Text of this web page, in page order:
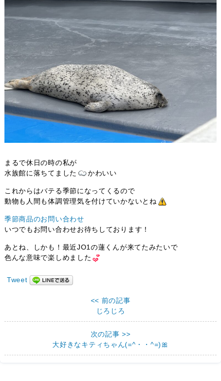
まるで休日の時の私が
水族館に落ちてました
かわいい
これからはバテる季節になってくるので
動物も人間も体調管理気を付けていかないとね
季節商品のお問い合わせ
いつでもお問い合わせお待ちしております！
あとね、しかも！最近JO1の蓮くんが来てたみたいで
色んな意味で楽しめました
Tweet
<< 前の記事
じろじろ
次の記事 >>
大好きなキティちゃん(=^・・^=)🎀